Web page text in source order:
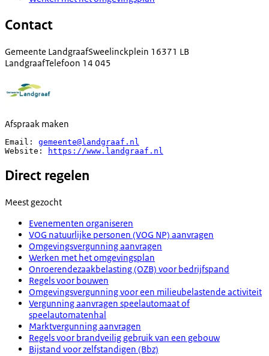
Contact
Gemeente LandgraafSweelinckplein 1 6371 LB
LandgraafTelefoon 14 045
Afspraak maken
Email: gemeente@landgraaf.nl
Website:
https://www.landgraaf.nl
Direct regelen
Meest gezocht
Evenementen organiseren
VOG natuurlijke personen (VOG NP) aanvragen
Omgevingsvergunning aanvragen
Werken met het omgevingsplan
Onroerendezaakbelasting (OZB) voor bedrijfspand
Regels voor bouwen
Omgevingsvergunning voor een milieubelastende activiteit
Vergunning aanvragen speelautomaat of
speelautomatenhal
Marktvergunning aanvragen
Regels voor brandveilig gebruik van een gebouw
Bijstand voor zelfstandigen (Bbz)